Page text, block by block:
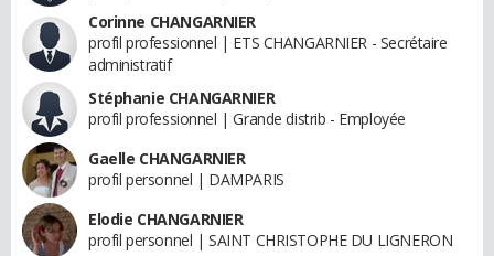
Corinne CHANGARNIER
profil professionnel | ETS CHANGARNIER - Secrétaire
administratif
Stéphanie CHANGARNIER
profil professionnel | Grande distrib - Employée
Gaelle CHANGARNIER
profil personnel | DAMPARIS
Elodie CHANGARNIER
profil personnel | SAINT CHRISTOPHE DU LIGNERON